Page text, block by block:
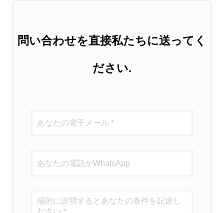
問い合わせを直接私たちに送ってく
ださい.